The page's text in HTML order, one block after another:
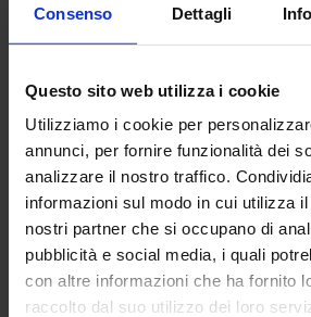
Consenso Dettagli
Questo sito web utilizza i cookie
Utilizziamo i cookie per
annunci, per fornire funzionalità dei
analizzare il nostro traffico.
informazioni sul modo in cui utilizza
nostri partner che si occupano di
pubblicità e social media, i quali
con altre informazioni che ha fornito
raccolto dal suo utilizzo dei loro
Sagoma Uomo